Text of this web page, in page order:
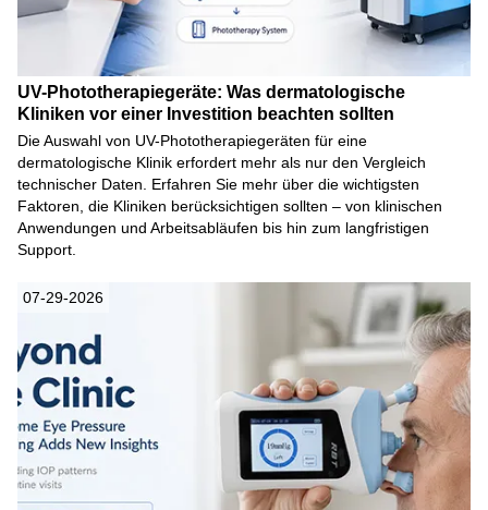
UV-Phototherapiegeräte: Was dermatologische
Kliniken vor einer Investition beachten sollten
Die Auswahl von UV-Phototherapiegeräten für eine
dermatologische Klinik erfordert mehr als nur den Vergleich
technischer Daten. Erfahren Sie mehr über die wichtigsten
Faktoren, die Kliniken berücksichtigen sollten – von klinischen
Anwendungen und Arbeitsabläufen bis hin zum langfristigen
Support.
07-29-2026